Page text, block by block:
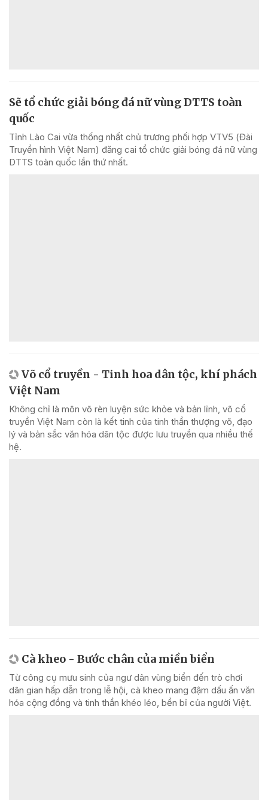
Sẽ tổ chức giải bóng đá nữ vùng DTTS toàn
quốc
Tỉnh Lào Cai vừa thống nhất chủ trương phối hợp VTV5 (Đài
Truyền hình Việt Nam) đăng cai tổ chức giải bóng đá nữ vùng
DTTS toàn quốc lần thứ nhất.
Võ cổ truyền - Tinh hoa dân tộc, khí phách
Việt Nam
Không chỉ là môn võ rèn luyện sức khỏe và bản lĩnh, võ cổ
truyền Việt Nam còn là kết tinh của tinh thần thượng võ, đạo
lý và bản sắc văn hóa dân tộc được lưu truyền qua nhiều thế
hệ.
Cà kheo - Bước chân của miền biển
Từ công cụ mưu sinh của ngư dân vùng biển đến trò chơi
dân gian hấp dẫn trong lễ hội, cà kheo mang đậm dấu ấn văn
hóa cộng đồng và tinh thần khéo léo, bền bỉ của người Việt.